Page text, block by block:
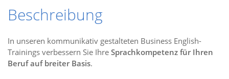
Beschreibung
In unseren kommunikativ gestalteten Business English-
Trainings verbessern Sie Ihre Sprachkompetenz für Ihren
Beruf auf breiter Basis.